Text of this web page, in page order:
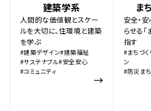
建築学系
人間的な価値観とスケー
ルを大切に、住環境と建築
を学ぶ
#建築デザイン#建築福祉
#サステナブル#安全安心
#コミュニティ
ま
安全・
らせる
指す
#まちづ
ン
#防災ま